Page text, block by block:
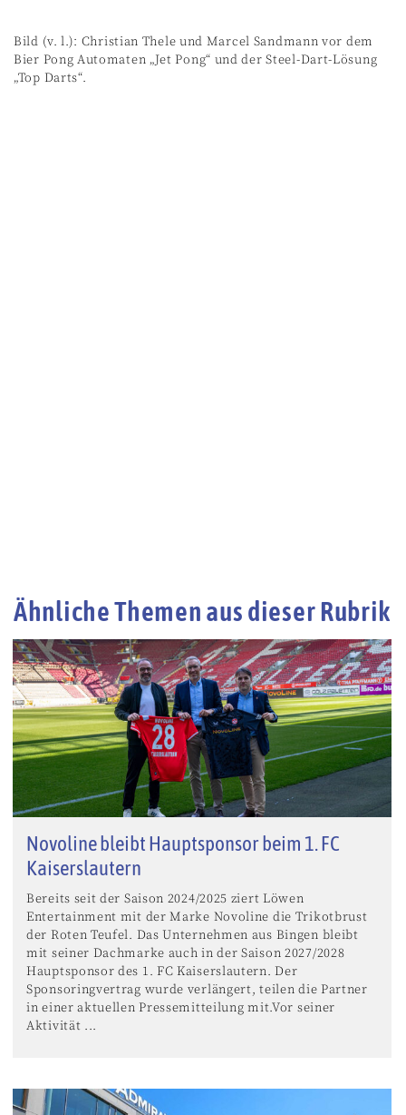
Bild (v. l.): Christian Thele und Marcel Sandmann vor dem
Bier Pong Automaten „Jet Pong“ und der Steel-Dart-Lösung
„Top Darts“.
Ähnliche Themen aus dieser Rubrik
Novoline bleibt Hauptsponsor beim 1. FC
Kaiserslautern
Bereits seit der Saison 2024/2025 ziert Löwen
Entertainment mit der Marke Novoline die Trikotbrust
der Roten Teufel. Das Unternehmen aus Bingen bleibt
mit seiner Dachmarke auch in der Saison 2027/2028
Hauptsponsor des 1. FC Kaiserslautern. Der
Sponsoringvertrag wurde verlängert, teilen die Partner
in einer aktuellen Pressemitteilung mit.Vor seiner
Aktivität ...